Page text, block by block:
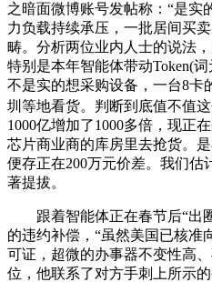
之暗面微博账号发帖称：“是实
力负载持续承压，一批居间买
畴。分析两位业内人士的说法
特别是本年智能体带动Token(
不是实的想采购设备，一台8卡
圳等地看货。判断到底值不值
1000亿增加了1000多倍，现正
芯片商业商的库房里去抢货。
便存正在200万元价差。我们估
著提拔。
跟着智能体正在春节后“出
的违约补偿，“虽然美国已核准
可证，超微的办事器不变性高
位，他联系了对方手刺上所示